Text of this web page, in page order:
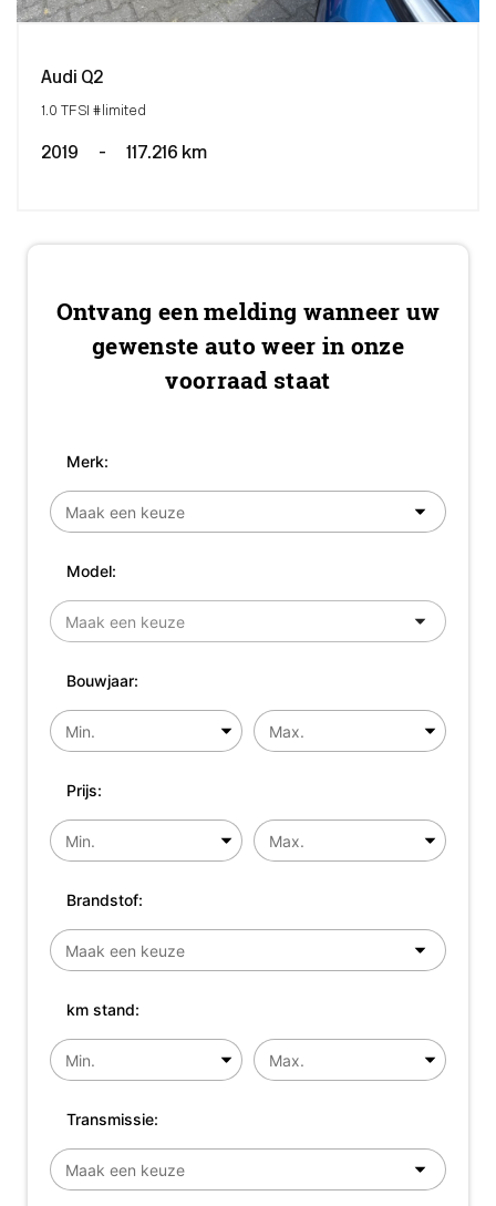
Audi Q2
1.0 TFSI #limited
2019 - 117.216 km
Ontvang een melding wanneer uw
gewenste auto weer in onze
voorraad staat
Merk:
Model:
Bouwjaar:
Prijs:
Brandstof:
km stand:
Transmissie: